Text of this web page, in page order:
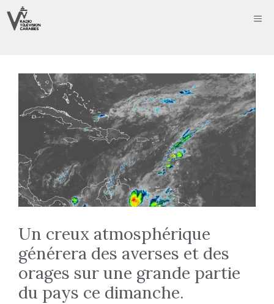
au
contenu
Un creux atmosphérique
générera des averses et des
orages sur une grande partie
du pays ce dimanche.